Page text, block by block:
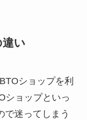
い
ショップを利
ショップといっ
で迷ってしまう